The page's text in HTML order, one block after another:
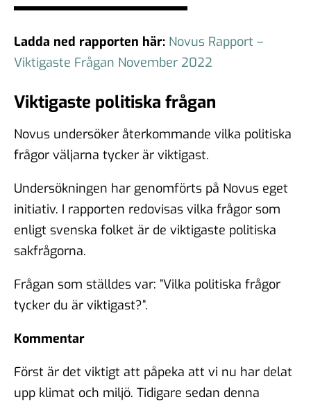
Ladda ned rapporten här: Novus Rapport –
Viktigaste Frågan November 2022
Viktigaste politiska frågan
Novus undersöker återkommande vilka politiska
frågor väljarna tycker är viktigast.
Undersökningen har genomförts på Novus eget
initiativ. I rapporten redovisas vilka frågor som
enligt svenska folket är de viktigaste politiska
sakfrågorna.
Frågan som ställdes var: ”Vilka politiska frågor
tycker du är viktigast?”.
Kommentar
Först är det viktigt att påpeka att vi nu har delat
upp klimat och miljö. Tidigare sedan denna